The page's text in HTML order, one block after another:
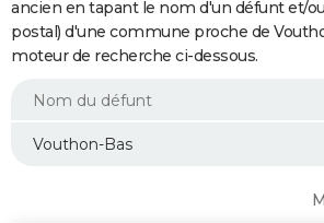
Essais
Réserver un essai
Citadines
Berlines
SUV
Forum auto
+
HIGH-TECH
Mobiles
Meilleur smartphone
Internet
Ordinateurs
Jeux vidéo
Guide high-tech
+BRICOLAGE
Forum
Aménagement intérieur
Extérieur
Cuisine
Salle de bains
Jardinage
Rangement
WEEK-END
Guides de France
Escapades
Patrimoine
Expositions
Musées
Week-end nature
LIFESTYLE
ancien en tapant le nom d'un défunt et/
postal) d'une commune proche de
moteur de recherche ci-dessous.